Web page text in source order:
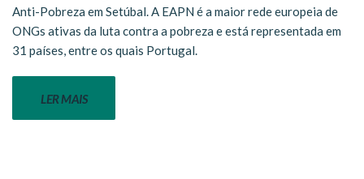
Anti-Pobreza em Setúbal. A EAPN é a maior rede europeia de
ONGs ativas da luta contra a pobreza e está representada em
31 países, entre os quais Portugal.
LER MAIS